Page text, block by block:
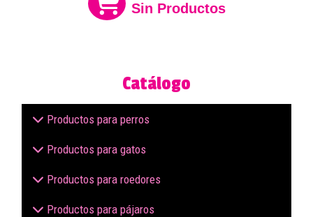
Sin Productos
Catálogo
Productos para perros
Productos para gatos
Productos para roedores
Productos para pájaros